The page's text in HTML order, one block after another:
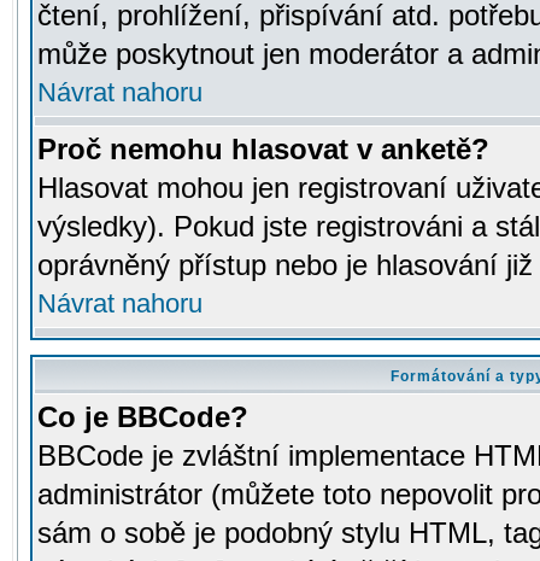
čtení, prohlížení, přispívání atd.
může poskytnout jen moderátor a
Návrat nahoru
Proč nemohu hlasovat v anketě?
Hlasovat mohou jen registrovaní
výsledky). Pokud jste registrováni a
oprávněný přístup nebo je hlasování
Návrat nahoru
Formátování a
Co je BBCode?
BBCode je zvláštní implementace
administrátor (můžete toto nepovolit
sám o sobě je podobný stylu HTML,